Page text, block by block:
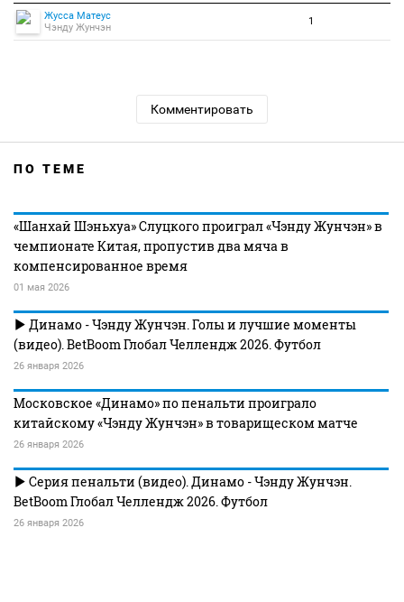
Жусса Матеус
Чэнду Жунчэн
1
Комментировать
ПО ТЕМЕ
«Шанхай Шэньхуа» Слуцкого проиграл «Чэнду Жунчэн» в
чемпионате Китая, пропустив два мяча в
компенсированное время
01 мая 2026
Динамо - Чэнду Жунчэн. Голы и лучшие моменты
(видео). BetBoom Глобал Челлендж 2026. Футбол
26 января 2026
Московское «Динамо» по пенальти проиграло
китайскому «Чэнду Жунчэн» в товарищеском матче
26 января 2026
Серия пенальти (видео). Динамо - Чэнду Жунчэн.
BetBoom Глобал Челлендж 2026. Футбол
26 января 2026